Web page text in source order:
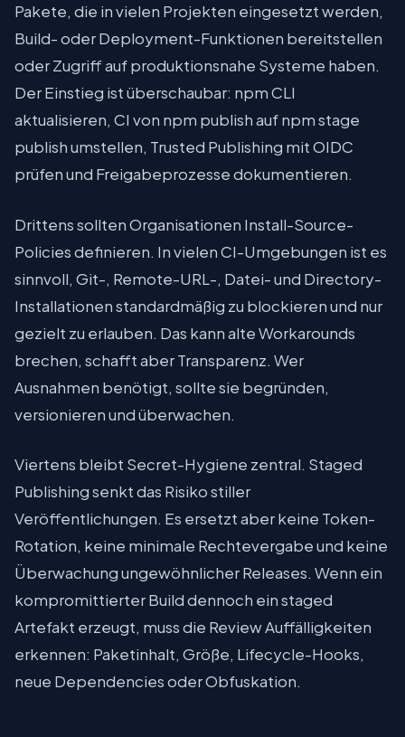
Pakete, die in vielen Projekten eingesetzt werden,
Build- oder Deployment-Funktionen bereitstellen
oder Zugriff auf produktionsnahe Systeme haben.
Der Einstieg ist überschaubar: npm CLI
aktualisieren, CI von npm publish auf npm stage
publish umstellen, Trusted Publishing mit OIDC
prüfen und Freigabeprozesse dokumentieren.
Drittens sollten Organisationen Install-Source-
Policies definieren. In vielen CI-Umgebungen ist es
sinnvoll, Git-, Remote-URL-, Datei- und Directory-
Installationen standardmäßig zu blockieren und nur
gezielt zu erlauben. Das kann alte Workarounds
brechen, schafft aber Transparenz. Wer
Ausnahmen benötigt, sollte sie begründen,
versionieren und überwachen.
Viertens bleibt Secret-Hygiene zentral. Staged
Publishing senkt das Risiko stiller
Veröffentlichungen. Es ersetzt aber keine Token-
Rotation, keine minimale Rechtevergabe und keine
Überwachung ungewöhnlicher Releases. Wenn ein
kompromittierter Build dennoch ein staged
Artefakt erzeugt, muss die Review Auffälligkeiten
erkennen: Paketinhalt, Größe, Lifecycle-Hooks,
neue Dependencies oder Obfuskation.